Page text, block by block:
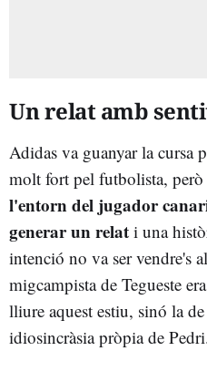
Un relat amb
Adidas va guanyar la cursa
molt fort pel futbolista, però
l'entorn del jugador
generar un relat i una
intenció no va ser vendre's
migcampista de Tegueste
lliure aquest estiu, sinó la
idiosincràsia pròpia de